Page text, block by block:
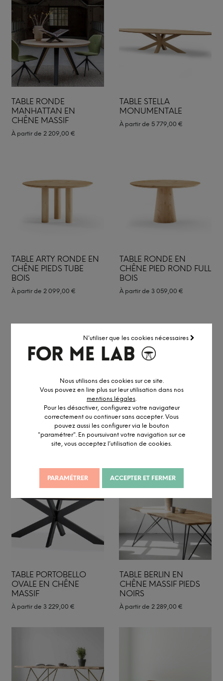
N'utiliser que les cookies nécessaires
Nous utilisons des cookies sur ce site.
Vous pouvez en lire plus sur leur utilisation dans nos
mentions légales.
Pour les désactiver, configurez votre navigateur
correctement ou continuer sans accepter. Vous
pouvez aussi les configurer via le bouton
"paramétrer". En poursuivant votre navigation sur ce
site, vous acceptez l’utilisation de cookies.
PARAMÉTRER ACCEPTER ET FERMER
TABLE RONDE
MANHATTAN EN
CHÊNE MASSIF
À partir de 2 209,00 €
TABLE STELLA
MONUMENTALE
À partir de 5 779,00 €
TABLE ARTY RONDE EN
CHÊNE PIEDS TUBE
BOIS
À partir de 2 099,00 €
TABLE RONDE EN
CHÊNE PIED ROND FULL
BOIS
À partir de 3 059,00 €
TABLE ARTY RONDE EN
CHÊNE PIEDS BOIS
À partir de
TABLE ARTY OVALE EN
CHÊNE PIEDS BOIS
À partir de2 709,00
TABLE PORTOBELLO
OVALE EN CHÊNE
MASSIF
À partir de 3 229,00 €
TABLE BERLIN EN
CHÊNE MASSIF PIEDS
NOIRS
À partir de 2 289,00 €